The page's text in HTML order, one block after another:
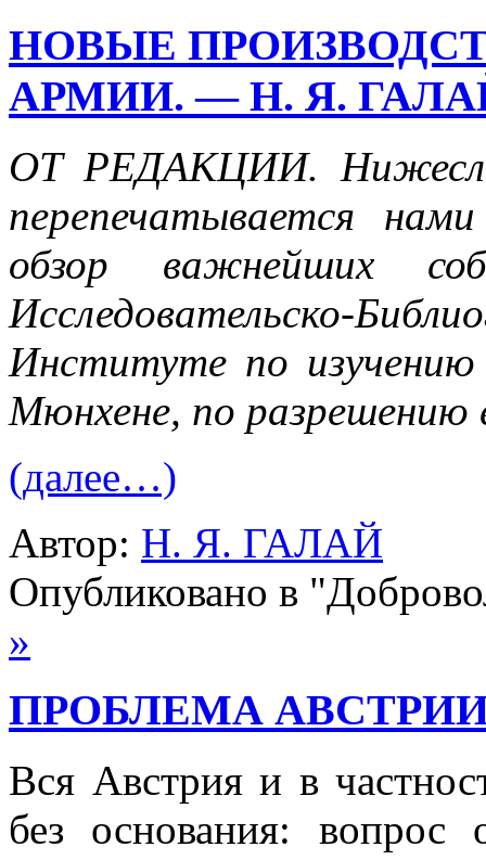
НОВЫЕ
АРМИИ. — Н. Я.
ОТ РЕДАКЦИИ.
перепечатывается
обзор важнейших
Исследовательско-
Институ­те по
Мюнхене, по разрешению
(далее…)
Автор: Н. Я. ГАЛАЙ
Опубликовано в
»
ПРОБЛЕМА
Вся Австрия и в
без основания: